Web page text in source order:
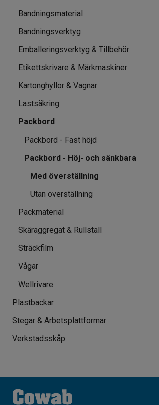
Bandningsmaterial
Bandningsverktyg
Emballeringsverktyg & Tillbehör
Etikettskrivare & Märkmaskiner
Kartonghyllor & Vagnar
Lastsäkring
Packbord
Packbord - Fast höjd
Packbord - Höj- och sänkbara
Med överställning
Utan överställning
Packmaterial
Skäraggregat & Rullställ
Sträckfilm
Vågar
Wellrivare
Plastbackar
Stegar & Arbetsplattformar
Verkstadsskåp